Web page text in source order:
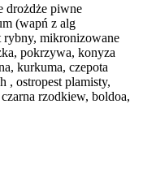
drożdże piwne
(wapń z alg
mikronizowane
pokrzywa, konyza
kurkuma, czepota
, ostropest plamisty,
rzodkiew, boldoa,